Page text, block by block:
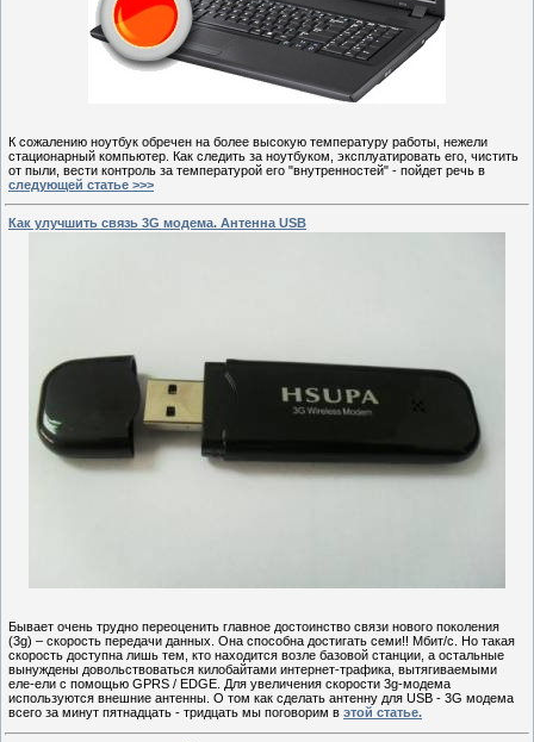
К сожалению ноутбук обречен на более высокую температуру работы, нежели
стационарный компьютер. Как следить за ноутбуком, эксплуатировать его, чистить
от пыли, вести контроль за температурой его "внутренностей" - пойдет речь в
следующей статье >>>
Как улучшить связь 3G модема. Антенна USB
Бывает очень трудно переоценить главное достоинство связи нового поколения
(3g) – скорость передачи данных. Она способна достигать семи!! Мбит/с. Но такая
скорость доступна лишь тем, кто находится возле базовой станции, а остальные
вынуждены довольствоваться килобайтами интернет-трафика, вытягиваемыми
еле-ели с помощью GPRS / EDGE. Для увеличения скорости 3g-модема
используются внешние антенны. О том как сделать антенну для USB - 3G модема
всего за минут пятнадцать - тридцать мы поговорим в этой статье.